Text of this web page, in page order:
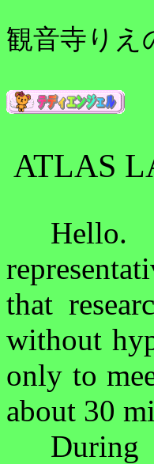
観音寺り
ATLAS
Hello.
that
without
only to
about 30
During